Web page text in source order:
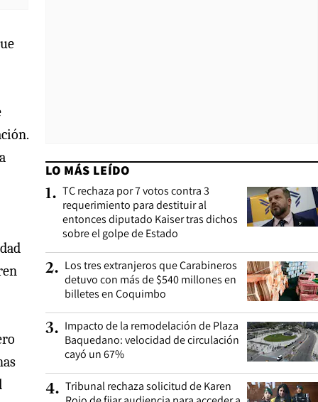
LO MÁS LEÍDO
1. TC rechaza por 7 votos contra 3
requerimiento para destituir al
entonces diputado Kaiser tras dichos
sobre el golpe de Estado
2. Los tres extranjeros que Carabineros
detuvo con más de $540 millones en
billetes en Coquimbo
3. Impacto de la remodelación de Plaza
Baquedano: velocidad de circulación
cayó un 67%
4. Tribunal rechaza solicitud de Karen